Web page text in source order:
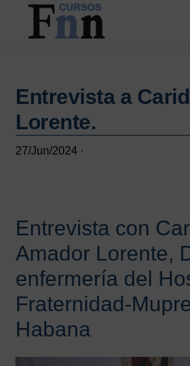
Saltar
contenido
Saltar
principal
online
Entrevista a
Lorente.
27/Jun/2024 ·
Entrevista con
Amador Lorente,
enfermería del
Fraternidad-
Habana